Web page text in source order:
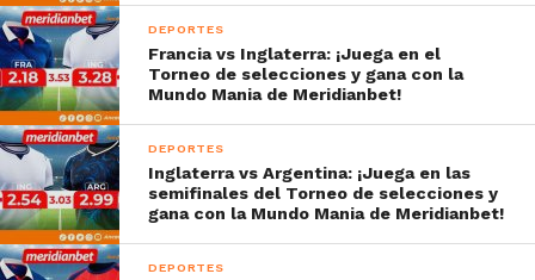
DEPORTES
Francia vs Inglaterra: ¡Juega en el
Torneo de selecciones y gana con la
Mundo Mania de Meridianbet!
DEPORTES
Inglaterra vs Argentina: ¡Juega en las
semifinales del Torneo de selecciones y
gana con la Mundo Mania de Meridianbet!
DEPORTES